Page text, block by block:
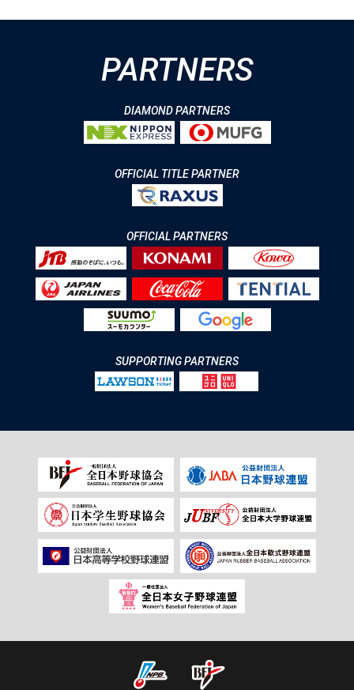
PARTNERS
DIAMOND PARTNERS
OFFICIAL TITLE PARTNER
OFFICIAL PARTNERS
SUPPORTING PARTNERS